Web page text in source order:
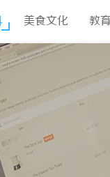
美食文化 教